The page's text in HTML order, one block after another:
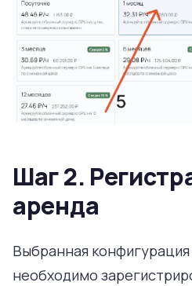
Шаг 2.
аренда
Выбранная
необходимо